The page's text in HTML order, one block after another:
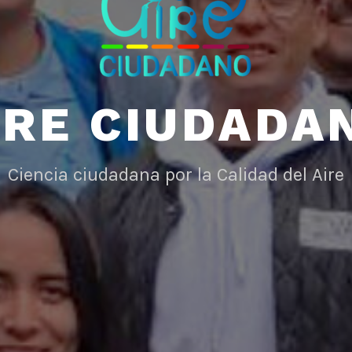
Ciencia ciudadana por la Calidad del Aire